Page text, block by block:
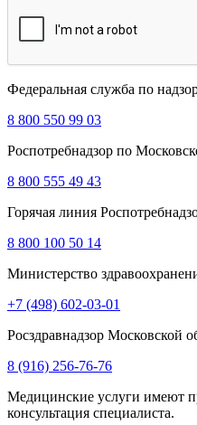
Федеральная служба по
8 800 550 99 03
Роспотребнадзор по
8 800 555 49 43
Горячая линия
8 800 100 50 14
Министерство
+7 (498) 602-03-01
Росздравнадзор Московской
8 (916) 256-76-76
Медицинские услуги имеют
консультация специалиста.